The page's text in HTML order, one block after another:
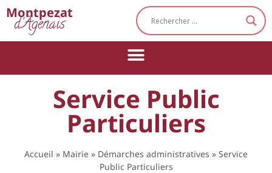
Montpezat
d'Agenais
Service Public
Particuliers
Accueil » Mairie » Démarches administratives » Service
Public Particuliers
Cookies management panel